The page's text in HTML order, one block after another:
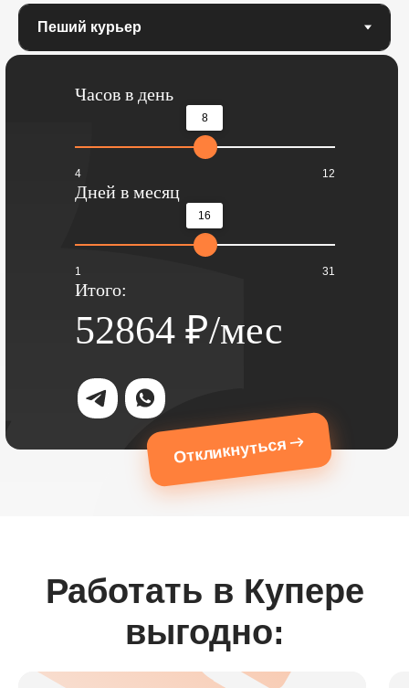
Часов в день
8
4 12
Дней в месяц
16
1 31
Итого:
52864 ₽/мес
Откликнуться
Работать в Купере
выгодно: